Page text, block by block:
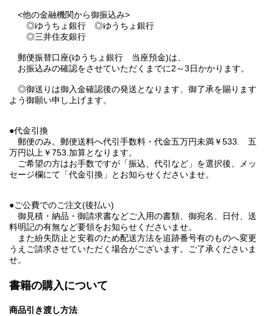
<他の金融機関から御振込み>
◎ゆうちょ銀行 ◎ゆうちょ銀行
◎三井住友銀行
郵便振替口座(ゆうちょ銀行 当座預金)は、
お振込みの確認をさせていただくまでに2～3日かかります。
◎御送りは御入金確認後の発送となります、御了承を賜ります
よう御願い申し上げます。
●代金引換
郵便のみ。郵便送料へ代引手数料・代金五万円未満￥533. 五
万円以上￥753.加算となります。
ご希望の方はお手数ですが「振込、代引など」を選択後、メッ
セージ欄にて「代金引換」とお知らせくださいませ。
●ご公費でのご注文(後払い)
御見積・納品・御請求書などご入用の書類、御宛名、日付、送
料明記の有無など要領をお知らせくださいませ。
また紛失防止と安着のため配送方法を追跡番号有のものへ変更
うえご請求させていただく場合がございます。ご了承くださいま
せ。
書籍の購入について
商品引き渡し方法